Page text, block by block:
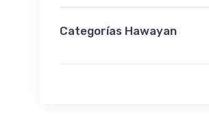
Categorías Hawayan